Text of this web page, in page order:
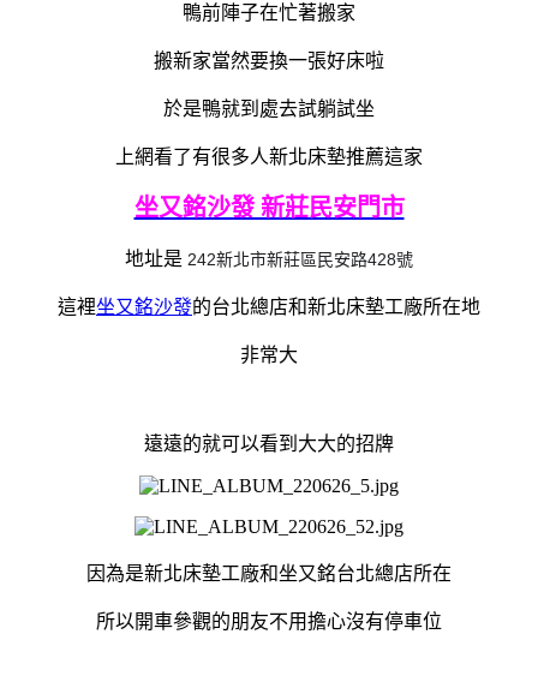
鴨前陣子在忙著搬家
搬新家當然要換一張好床啦
於是鴨就到處去試躺試坐
上網看了有很多人新北床墊推薦這家
坐又銘沙發 新莊民安門市
地址是 242新北市新莊區民安路428號
這裡坐又銘沙發的台北總店和新北床墊工廠所在地
非常大
遠遠的就可以看到大大的招牌
因為是新北床墊工廠和坐又銘台北總店所在
所以開車參觀的朋友不用擔心沒有停車位